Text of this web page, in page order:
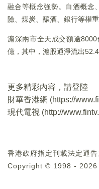
融合等概念強勢。白酒概念
險、煤炭、釀酒、銀行等權
滬深兩市全天成交額逾
億，其中，滬股通淨流出
更多精彩內容，請登陸
財華香港網 (https://
現代電視 (http://
香港政府指定刊載法定通
Copyright © 1998 - 2026